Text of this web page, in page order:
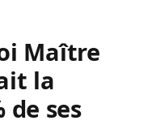
Maître
la
de ses